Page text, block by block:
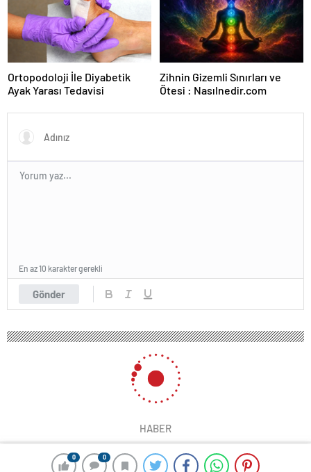
0 0
Ortopodoloji İle Diyabetik
Ayak Yarası Tedavisi
Zihnin Gizemli Sınırları ve
Ötesi : Nasılnedir.com
Gönder
En az 10 karakter gerekli
HABER